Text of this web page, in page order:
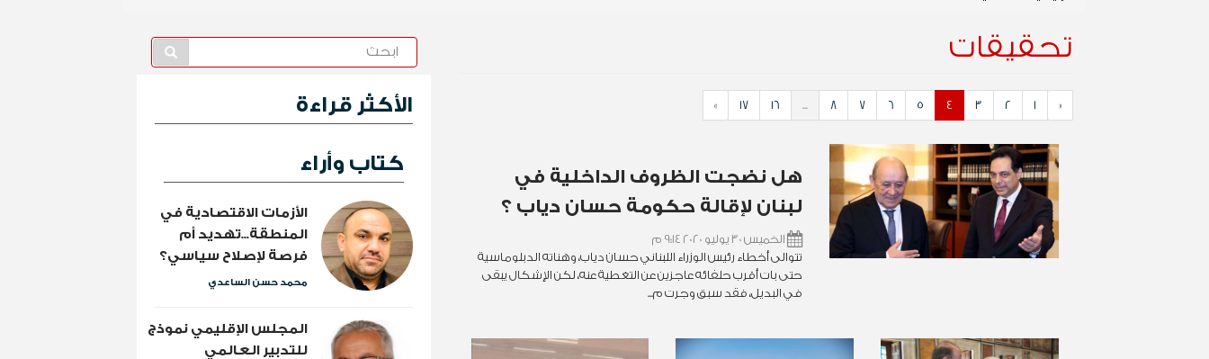
تحقيقات
«
1
2
3
4
5
6
7
8
...
16
17
»
هل نضجت الظروف الداخلية في
لبنان لإقالة حكومة حسان دياب ؟
الخميس 30 يوليو 2020 9:14 م
تتوالى أخطاء رئيس الوزراء اللبناني حسان دياب، وهناته الدبلوماسية
حتى بات أقرب حلفائه عاجزين عن التغطية عنه، لكن الإشكال يبقى
في البديل، فقد سبق وجرت م...
الأكثر قراءة
كتاب وأراء
الأزمات الاقتصادية في
المنطقة...تهديد أم
فرصة لإصلاح سياسي؟
محمد حسن الساعدي
المجلس الإقليمي نموذج
للتدبير العالمي